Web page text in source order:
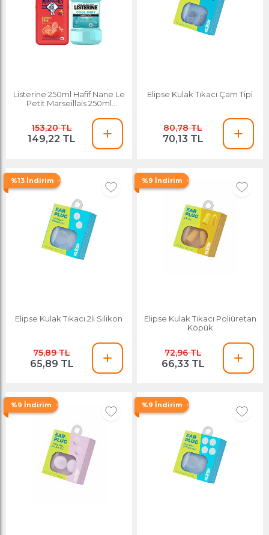
Listerine 250ml Hafif Nane Le
Petit Marseillais 250ml
153,20 TL
149,22 TL
Elipse Kulak Tıkacı Çam Tipi
80,78 TL
70,13 TL
%13 İndirim
Elipse Kulak Tıkacı 2li Silikon
75,89 TL
65,89 TL
%9 İndirim
Elipse Kulak Tıkacı Poliüretan
Köpük
72,96 TL
66,33 TL
%9 İndirim %9 İndirim